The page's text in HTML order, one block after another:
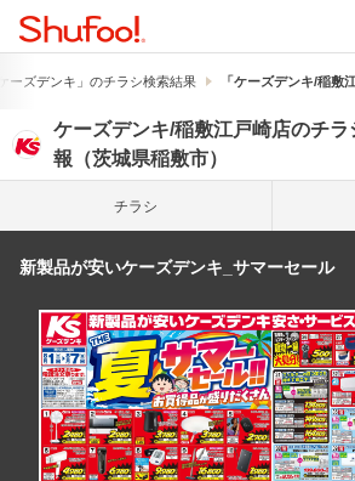
ーズデンキ」のチラシ検索結果 「ケーズデンキ/稲敷
ケーズデンキ/稲敷江戸崎店のチラ
報（茨城県稲敷市）
チラシ
新製品が安いケーズデンキ_サマーセール